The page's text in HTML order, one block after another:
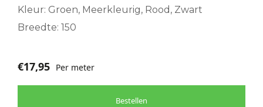
Kleur: Groen, Meerkleurig, Rood, Zwart
Breedte: 150
€17,95 Per meter
Bestellen